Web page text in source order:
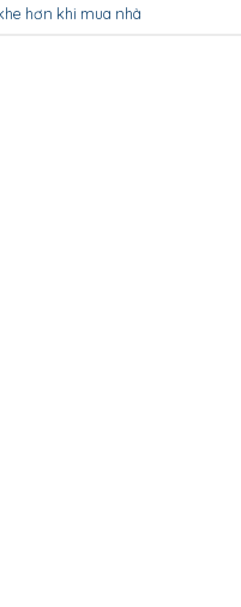
hơn khi mua nhà